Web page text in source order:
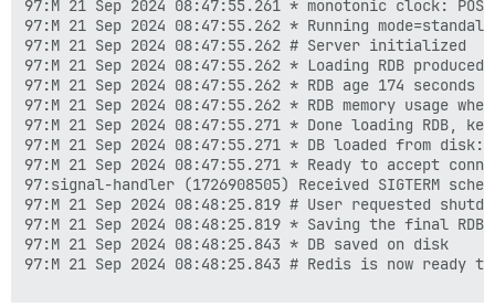
97:M 21 Sep 2024 08:47:55.261 * monotonic clock:
97:M 21 Sep 2024 08:47:55.262 * Running
97:M 21 Sep 2024 08:47:55.262 # Server initialized
97:M 21 Sep 2024 08:47:55.262 * Loading RDB
97:M 21 Sep 2024 08:47:55.262 * RDB age 174 seconds
97:M 21 Sep 2024 08:47:55.262 * RDB memory usage
97:M 21 Sep 2024 08:47:55.271 * Done loading RDB,
97:M 21 Sep 2024 08:47:55.271 * DB loaded from disk:
97:M 21 Sep 2024 08:47:55.271 * Ready to accept
97:signal-handler (1726908505) Received SIGTERM
97:M 21 Sep 2024 08:48:25.819 # User requested
97:M 21 Sep 2024 08:48:25.819 * Saving the final
97:M 21 Sep 2024 08:48:25.843 * DB saved on disk
97:M 21 Sep 2024 08:48:25.843 # Redis is now